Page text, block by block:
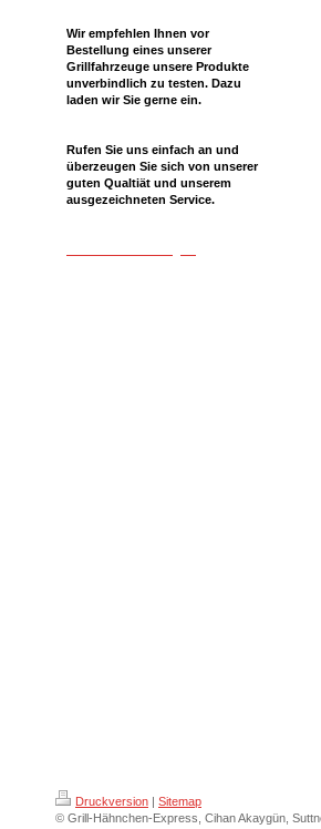
Wir empfehlen Ihnen vor
Bestellung eines unserer
Grillfahrzeuge unsere Produkte
unverbindlich zu testen. Dazu
laden wir Sie gerne ein.
Rufen Sie uns einfach an und
überzeugen Sie sich von unserer
guten Qualtiät und unserem
ausgezeichneten Service.
Druckversion | Sitemap
© Grill-Hähnchen-Express, Cihan Akaygün,